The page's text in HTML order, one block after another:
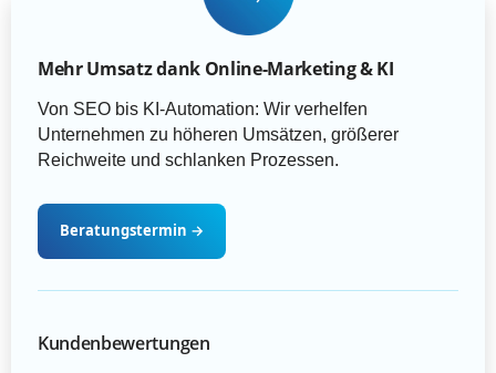
Mehr Umsatz dank Online-Marketing & KI
Von SEO bis KI-Automation: Wir verhelfen
Unternehmen zu höheren Umsätzen, größerer
Reichweite und schlanken Prozessen.
Beratungstermin →
Kundenbewertungen